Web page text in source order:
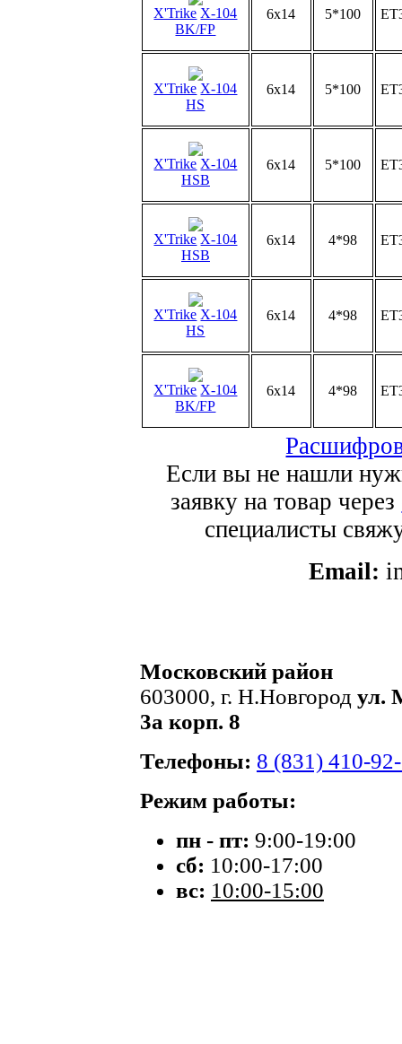
X'Trike X-104
BK/FP
6x14 5*100
X'Trike X-104
HS
6x14 5*100
X'Trike X-104
HSB
6x14 5*100
X'Trike X-104
HSB
6x14 4*98
X'Trike X-104
HS
6x14 4*98
X'Trike X-104
BK/FP
6x14 4*98
Если вы не нашли
заявку на товар через
специалисты
Email:
Московский район
603000, г. Н.Новгород ул.
3а корп. 8
Телефоны: 8 (831) 410-
Режим работы:
пн - пт: 9:00-19:00
сб: 10:00-17:00
вс: 10:00-15:00